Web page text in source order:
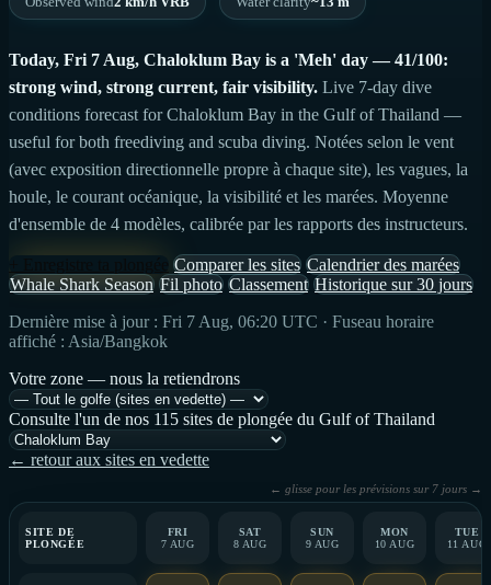
Today, Fri 7 Aug, Chaloklum Bay is a 'Meh' day — 41/100:
strong wind, strong current, fair visibility. Live 7-day dive
conditions forecast for Chaloklum Bay in the Gulf of Thailand —
useful for both freediving and scuba diving. Notées selon le vent
(avec exposition directionnelle propre à chaque site), les vagues, la
houle, le courant océanique, la visibilité et les marées. Moyenne
d'ensemble de 4 modèles, calibrée par les rapports des instructeurs.
Comparer les sites Calendrier des marées
Whale Shark Season Fil photo Classement Historique sur 30 jours
Dernière mise à jour : Fri 7 Aug, 06:20 UTC · Fuseau horaire
affiché : Asia/Bangkok
Votre zone — nous la retiendrons
Consulte l'un de nos 115 sites de plongée du Gulf of Thailand
← retour aux sites en vedette
← glisse pour les prévisions sur 7 jours →
SITE DE
PLONGÉE
FRI
7 AUG
SAT
8 AUG
SUN
9 AUG
MON
10 AUG
TUE
11 AUG